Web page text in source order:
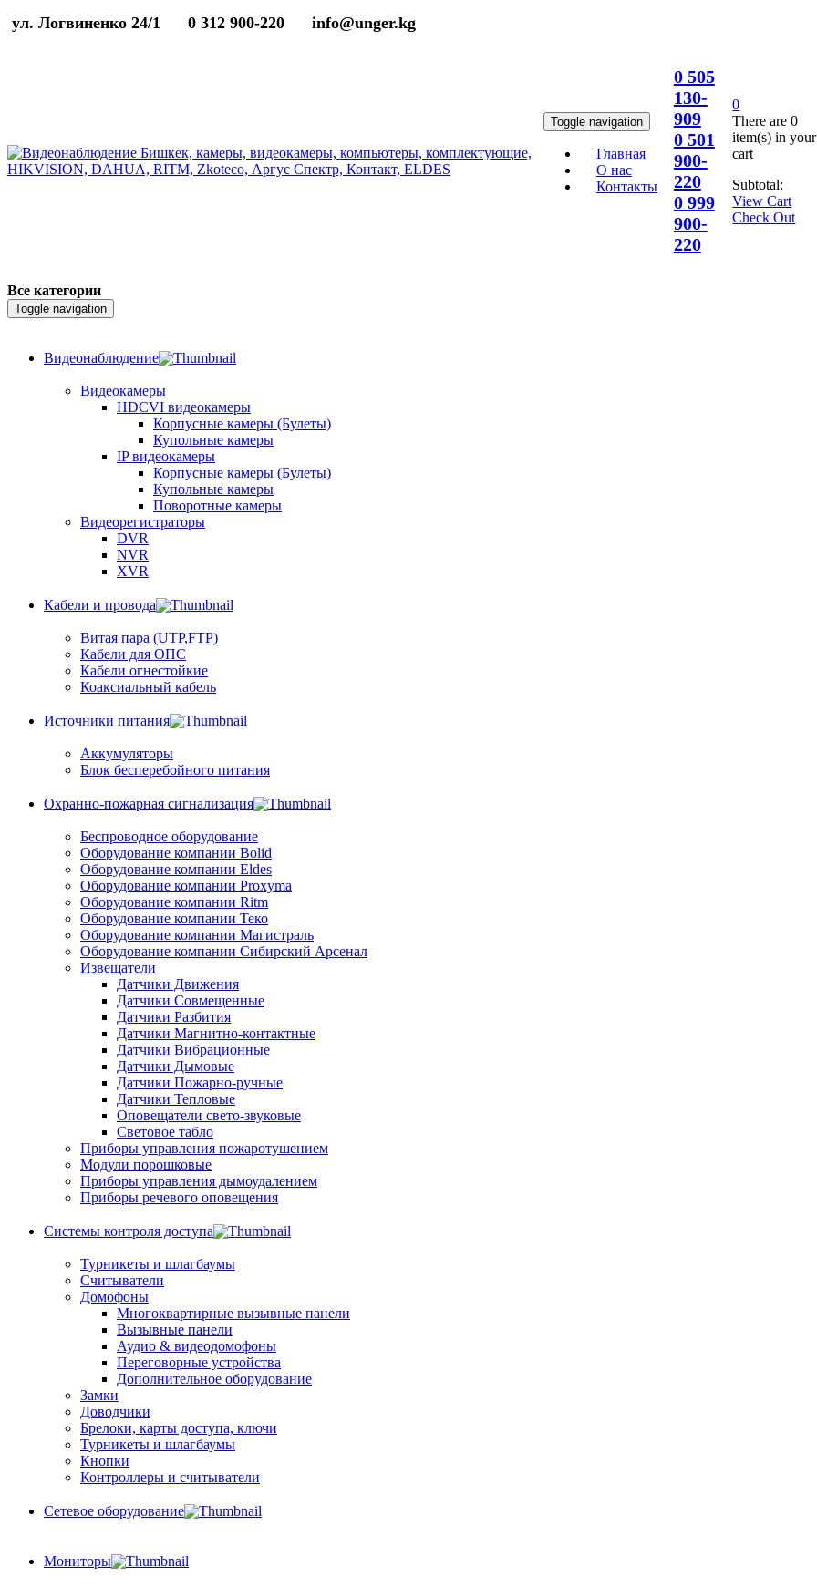
ул. Логвиненко 24/1 0 312 900-220 info@unger.kg
Toggle navigation
Главная
О нас
Контакты
0 505
130-
909
0 501
900-
220
0 999
900-
220
0
There are0
item(s) in your
cart
Subtotal:
View Cart
Check Out
Все категории
Toggle navigation
Видеонаблюдение
Видеокамеры
HDCVI видеокамеры
Корпусные камеры (Булеты)
Купольные камеры
IP видеокамеры
Корпусные камеры (Булеты)
Купольные камеры
Поворотные камеры
Видеорегистраторы
DVR
NVR
XVR
Кабели и провода
Витая пара (UTP,FTP)
Кабели для ОПС
Кабели огнестойкие
Коаксиальный кабель
Источники питания
Аккумуляторы
Блок бесперебойного питания
Охранно-пожарная сигнализация
Беспроводное оборудование
Оборудование компании Bolid
Оборудование компании Eldes
Оборудование компании Proxyma
Оборудование компании Ritm
Оборудование компании Теко
Оборудование компании Магистраль
Оборудование компании Сибирский Арсенал
Извещатели
Датчики Движения
Датчики Совмещенные
Датчики Разбития
Датчики Магнитно-контактные
Датчики Вибрационные
Датчики Дымовые
Датчики Пожарно-ручные
Датчики Тепловые
Оповещатели свето-звуковые
Световое табло
Приборы управления пожаротушением
Модули порошковые
Приборы управления дымоудалением
Приборы речевого оповещения
Системы контроля доступа
Турникеты и шлагбаумы
Cчитыватели
Домофоны
Многоквартирные вызывные панели
Вызывные панели
Аудио & видеодомофоны
Переговорные устройства
Дополнительное оборудование
Замки
Доводчики
Брелоки, карты доступа, ключи
Турникеты и шлагбаумы
Кнопки
Контроллеры и считыватели
Сетевое оборудование
Мониторы